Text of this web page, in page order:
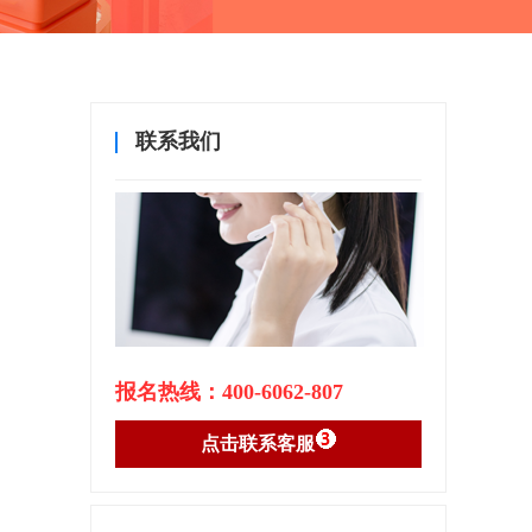
联系我们
报名热线：400-6062-807
点击联系客服